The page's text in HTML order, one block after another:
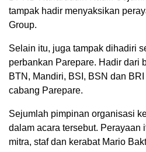
tampak hadir menyaksikan
Group.
Selain itu, juga tampak dihadiri
perbankan Parepare. Hadir dari
BTN, Mandiri, BSI, BSN dan
cabang Parepare.
Sejumlah pimpinan organisasi
dalam acara tersebut. Perayaan
mitra, staf dan kerabat Mario